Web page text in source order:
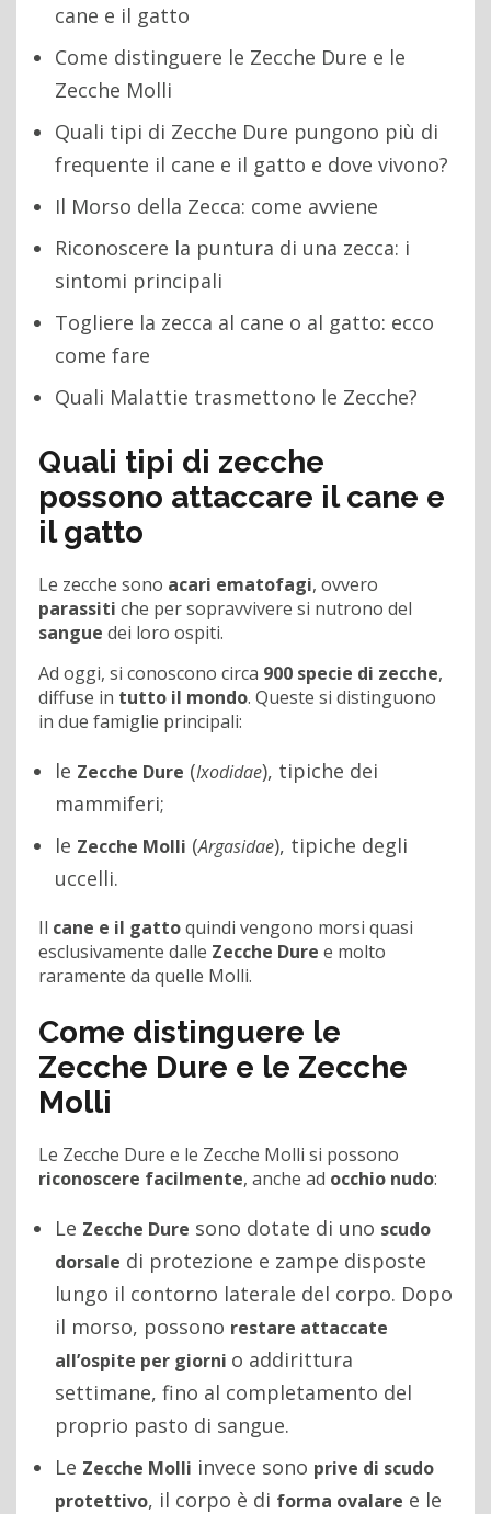
cane e il gatto
Come distinguere le Zecche Dure e le
Zecche Molli
Quali tipi di Zecche Dure pungono più di
frequente il cane e il gatto e dove vivono?
Il Morso della Zecca: come avviene
Riconoscere la puntura di una zecca: i
sintomi principali
Togliere la zecca al cane o al gatto: ecco
come fare
Quali Malattie trasmettono le Zecche?
Quali tipi di zecche
possono attaccare il cane e
il gatto
Le zecche sono acari ematofagi, ovvero
parassiti che per sopravvivere si nutrono del
sangue dei loro ospiti.
Ad oggi, si conoscono circa 900 specie di zecche,
diffuse in tutto il mondo. Queste si distinguono
in due famiglie principali:
le Zecche Dure (Ixodidae), tipiche dei
mammiferi;
le Zecche Molli (Argasidae), tipiche degli
uccelli.
Il cane e il gattoquindi vengono morsi quasi
esclusivamente dalle Zecche Dure e molto
raramente da quelle Molli.
Come distinguere le
Zecche Dure e le Zecche
Molli
Le Zecche Dure e le Zecche Molli si possono
riconoscere facilmente, anche ad occhio nudo:
Le Zecche Dure sono dotate di uno scudo
dorsale di protezione e zampe disposte
lungo il contorno laterale del corpo. Dopo
il morso, possono restare attaccate
all’ospite per giorni o addirittura
settimane, fino al completamento del
proprio pasto di sangue.
Le Zecche Molli invece sono prive di scudo
protettivo, il corpo è di forma ovalare e le